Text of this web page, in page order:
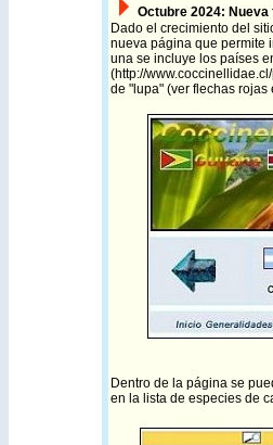
Octubre 2024:
Dado el crecimiento del
nueva página que permite
una se incluye los países
(http://
de "lupa" (ver flechas rojas
Dentro de la página se
en la lista de especies de